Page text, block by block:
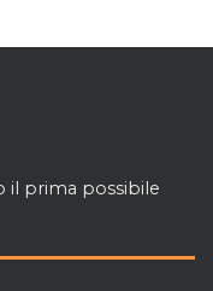
il prima possibile